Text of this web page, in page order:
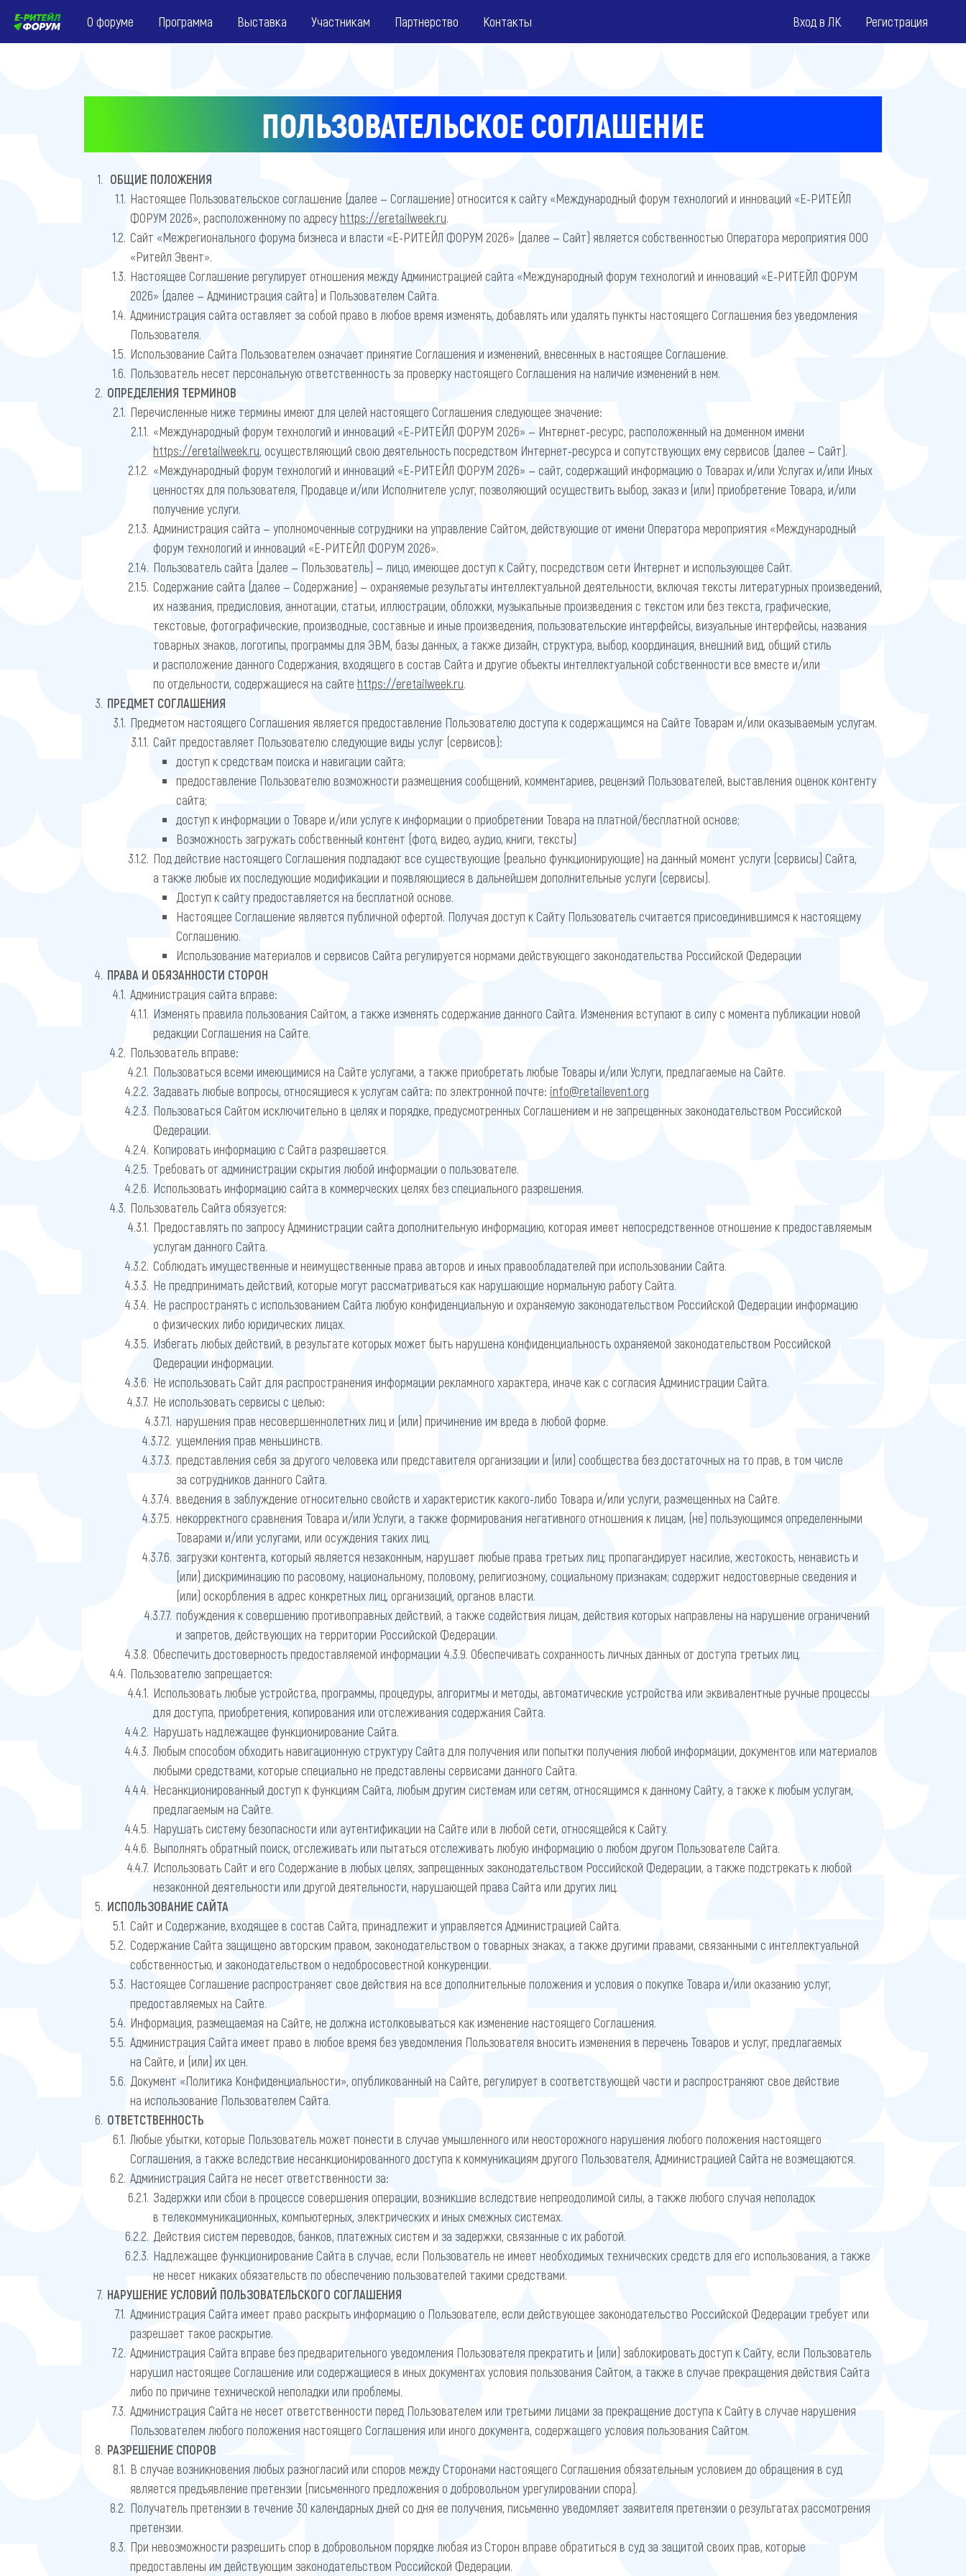
Вход в ЛК Регистрация
О форуме Программа Выставка Участникам Партнерство Контакты
ПОЛЬЗОВАТЕЛЬСКОЕ СОГЛАШЕНИЕ
ОБЩИЕ ПОЛОЖЕНИЯ
Настоящее Пользовательское соглашение (далее — Соглашение) относится к сайту «Международный форум технологий и инноваций «Е-РИТЕЙЛ
ФОРУМ 2026», расположенному по адресу https://eretailweek.ru.
Сайт «Межрегионального форума бизнеса и власти «Е-РИТЕЙЛ ФОРУМ 2026» (далее — Сайт) является собственностью Оператора мероприятия ООО
«Ритейл Эвент».
Настоящее Соглашение регулирует отношения между Администрацией сайта «Международный форум технологий и инноваций «Е-РИТЕЙЛ ФОРУМ
2026» (далее — Администрация сайта) и Пользователем Сайта.
Администрация сайта оставляет за собой право в любое время изменять, добавлять или удалять пункты настоящего Соглашения без уведомления
Пользователя.
Использование Сайта Пользователем означает принятие Соглашения и изменений, внесенных в настоящее Соглашение.
Пользователь несет персональную ответственность за проверку настоящего Соглашения на наличие изменений в нем.
ОПРЕДЕЛЕНИЯ ТЕРМИНОВ
Перечисленные ниже термины имеют для целей настоящего Соглашения следующее значение:
«Международный форум технологий и инноваций «Е-РИТЕЙЛ ФОРУМ 2026» — Интернет-ресурс, расположенный на доменном имени
https://eretailweek.ru, осуществляющий свою деятельность посредством Интернет-ресурса и сопутствующих ему сервисов (далее — Сайт).
«Международный форум технологий и инноваций «Е-РИТЕЙЛ ФОРУМ 2026» — сайт, содержащий информацию о Товарах и/или Услугах и/или Иных
ценностях для пользователя, Продавце и/или Исполнителе услуг, позволяющий осуществить выбор, заказ и (или) приобретение Товара, и/или
получение услуги.
Администрация сайта — уполномоченные сотрудники на управление Сайтом, действующие от имени Оператора мероприятия «Международный
форум технологий и инноваций «Е-РИТЕЙЛ ФОРУМ 2026».
Пользователь сайта (далее — Пользователь) — лицо, имеющее доступ к Сайту, посредством сети Интернет и использующее Сайт.
Содержание сайта (далее — Содержание) — охраняемые результаты интеллектуальной деятельности, включая тексты литературных произведений,
их названия, предисловия, аннотации, статьи, иллюстрации, обложки, музыкальные произведения с текстом или без текста, графические,
текстовые, фотографические, производные, составные и иные произведения, пользовательские интерфейсы, визуальные интерфейсы, названия
товарных знаков, логотипы, программы для ЭВМ, базы данных, а также дизайн, структура, выбор, координация, внешний вид, общий стиль
и расположение данного Содержания, входящего в состав Сайта и другие объекты интеллектуальной собственности все вместе и/или
по отдельности, содержащиеся на сайте https://eretailweek.ru.
ПРЕДМЕТ СОГЛАШЕНИЯ
Предметом настоящего Соглашения является предоставление Пользователю доступа к содержащимся на Сайте Товарам и/или оказываемым услугам.
Сайт предоставляет Пользователю следующие виды услуг (сервисов):
доступ к средствам поиска и навигации сайта;
предоставление Пользователю возможности размещения сообщений, комментариев, рецензий Пользователей, выставления оценок контенту
сайта;
доступ к информации о Товаре и/или услуге к информации о приобретении Товара на платной/бесплатной основе;
Возможность загружать собственный контент (фото, видео, аудио, книги, тексты)
Под действие настоящего Соглашения подпадают все существующие (реально функционирующие) на данный момент услуги (сервисы) Сайта,
а также любые их последующие модификации и появляющиеся в дальнейшем дополнительные услуги (сервисы).
Доступ к сайту предоставляется на бесплатной основе.
Настоящее Соглашение является публичной офертой. Получая доступ к Сайту Пользователь считается присоединившимся к настоящему
Соглашению.
Использование материалов и сервисов Сайта регулируется нормами действующего законодательства Российской Федерации
ПРАВА И ОБЯЗАННОСТИ СТОРОН
Администрация сайта вправе:
Изменять правила пользования Сайтом, а также изменять содержание данного Сайта. Изменения вступают в силу с момента публикации новой
редакции Соглашения на Сайте.
Пользователь вправе:
Пользоваться всеми имеющимися на Сайте услугами, а также приобретать любые Товары и/или Услуги, предлагаемые на Сайте.
Задавать любые вопросы, относящиеся к услугам сайта: по электронной почте: info@retailevent.org
Пользоваться Сайтом исключительно в целях и порядке, предусмотренных Соглашением и не запрещенных законодательством Российской
Федерации.
Копировать информацию с Сайта разрешается.
Требовать от администрации скрытия любой информации о пользователе.
Использовать информацию сайта в коммерческих целях без специального разрешения.
Пользователь Сайта обязуется:
Предоставлять по запросу Администрации сайта дополнительную информацию, которая имеет непосредственное отношение к предоставляемым
услугам данного Сайта.
Соблюдать имущественные и неимущественные права авторов и иных правообладателей при использовании Сайта.
Не предпринимать действий, которые могут рассматриваться как нарушающие нормальную работу Сайта.
Не распространять с использованием Сайта любую конфиденциальную и охраняемую законодательством Российской Федерации информацию
о физических либо юридических лицах.
Избегать любых действий, в результате которых может быть нарушена конфиденциальность охраняемой законодательством Российской
Федерации информации.
Не использовать Сайт для распространения информации рекламного характера, иначе как с согласия Администрации Сайта.
Не использовать сервисы с целью:
нарушения прав несовершеннолетних лиц и (или) причинение им вреда в любой форме.
ущемления прав меньшинств.
представления себя за другого человека или представителя организации и (или) сообщества без достаточных на то прав, в том числе
за сотрудников данного Сайта.
введения в заблуждение относительно свойств и характеристик какого-либо Товара и/или услуги, размещенных на Сайте.
некорректного сравнения Товара и/или Услуги, а также формирования негативного отношения к лицам, (не) пользующимся определенными
Товарами и/или услугами, или осуждения таких лиц.
загрузки контента, который является незаконным, нарушает любые права третьих лиц; пропагандирует насилие, жестокость, ненависть и
(или) дискриминацию по расовому, национальному, половому, религиозному, социальному признакам; содержит недостоверные сведения и
(или) оскорбления в адрес конкретных лиц, организаций, органов власти.
побуждения к совершению противоправных действий, а также содействия лицам, действия которых направлены на нарушение ограничений
и запретов, действующих на территории Российской Федерации.
Обеспечить достоверность предоставляемой информации 4.3.9. Обеспечивать сохранность личных данных от доступа третьих лиц.
Пользователю запрещается:
Использовать любые устройства, программы, процедуры, алгоритмы и методы, автоматические устройства или эквивалентные ручные процессы
для доступа, приобретения, копирования или отслеживания содержания Сайта.
Нарушать надлежащее функционирование Сайта.
Любым способом обходить навигационную структуру Сайта для получения или попытки получения любой информации, документов или материалов
любыми средствами, которые специально не представлены сервисами данного Сайта.
Несанкционированный доступ к функциям Сайта, любым другим системам или сетям, относящимся к данному Сайту, а также к любым услугам,
предлагаемым на Сайте.
Нарушать систему безопасности или аутентификации на Сайте или в любой сети, относящейся к Сайту.
Выполнять обратный поиск, отслеживать или пытаться отслеживать любую информацию о любом другом Пользователе Сайта.
Использовать Сайт и его Содержание в любых целях, запрещенных законодательством Российской Федерации, а также подстрекать к любой
незаконной деятельности или другой деятельности, нарушающей права Сайта или других лиц.
ИСПОЛЬЗОВАНИЕ САЙТА
Сайт и Содержание, входящее в состав Сайта, принадлежит и управляется Администрацией Сайта.
Содержание Сайта защищено авторским правом, законодательством о товарных знаках, а также другими правами, связанными с интеллектуальной
собственностью, и законодательством о недобросовестной конкуренции.
Настоящее Соглашение распространяет свое действия на все дополнительные положения и условия о покупке Товара и/или оказанию услуг,
предоставляемых на Сайте.
Информация, размещаемая на Сайте, не должна истолковываться как изменение настоящего Соглашения.
Администрация Сайта имеет право в любое время без уведомления Пользователя вносить изменения в перечень Товаров и услуг, предлагаемых
на Сайте, и (или) их цен.
Документ «Политика Конфиденциальности», опубликованный на Сайте, регулирует в соответствующей части и распространяют свое действие
на использование Пользователем Сайта.
ОТВЕТСТВЕННОСТЬ
Любые убытки, которые Пользователь может понести в случае умышленного или неосторожного нарушения любого положения настоящего
Соглашения, а также вследствие несанкционированного доступа к коммуникациям другого Пользователя, Администрацией Сайта не возмещаются.
Администрация Сайта не несет ответственности за:
Задержки или сбои в процессе совершения операции, возникшие вследствие непреодолимой силы, а также любого случая неполадок
в телекоммуникационных, компьютерных, электрических и иных смежных системах.
Действия систем переводов, банков, платежных систем и за задержки, связанные с их работой.
Надлежащее функционирование Сайта в случае, если Пользователь не имеет необходимых технических средств для его использования, а также
не несет никаких обязательств по обеспечению пользователей такими средствами.
НАРУШЕНИЕ УСЛОВИЙ ПОЛЬЗОВАТЕЛЬСКОГО СОГЛАШЕНИЯ
Администрация Сайта имеет право раскрыть информацию о Пользователе, если действующее законодательство Российской Федерации требует или
разрешает такое раскрытие.
Администрация Сайта вправе без предварительного уведомления Пользователя прекратить и (или) заблокировать доступ к Сайту, если Пользователь
нарушил настоящее Соглашение или содержащиеся в иных документах условия пользования Сайтом, а также в случае прекращения действия Сайта
либо по причине технической неполадки или проблемы.
Администрация Сайта не несет ответственности перед Пользователем или третьими лицами за прекращение доступа к Сайту в случае нарушения
Пользователем любого положения настоящего Соглашения или иного документа, содержащего условия пользования Сайтом.
РАЗРЕШЕНИЕ СПОРОВ
В случае возникновения любых разногласий или споров между Сторонами настоящего Соглашения обязательным условием до обращения в суд
является предъявление претензии (письменного предложения о добровольном урегулировании спора).
Получатель претензии в течение 30 календарных дней со дня ее получения, письменно уведомляет заявителя претензии о результатах рассмотрения
претензии.
При невозможности разрешить спор в добровольном порядке любая из Сторон вправе обратиться в суд за защитой своих прав, которые
предоставлены им действующим законодательством Российской Федерации.